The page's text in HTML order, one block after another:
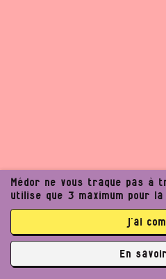
Médor ne vous traque pas à
utilise que 3 maximum pour
j’ai
En